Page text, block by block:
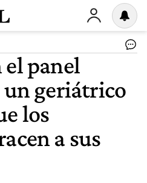
panel
geriátrico
los
a sus